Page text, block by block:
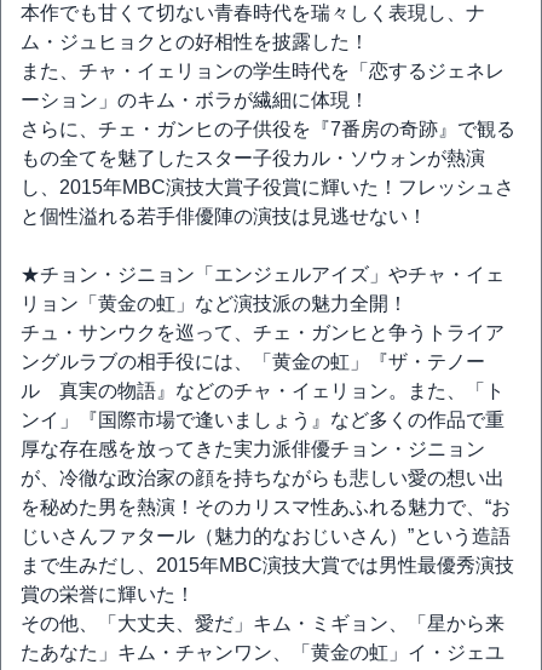
本作でも甘くて切ない青春時代を瑞々しく表現し、ナ
ム・ジュヒョクとの好相性を披露した！
また、チャ・イェリョンの学生時代を「恋するジェネレ
ーション」のキム・ボラが繊細に体現！
さらに、チェ・ガンヒの子供役を『7番房の奇跡』で観る
もの全てを魅了したスター子役カル・ソウォンが熱演
し、2015年MBC演技大賞子役賞に輝いた！フレッシュさ
と個性溢れる若手俳優陣の演技は見逃せない！
★チョン・ジニョン「エンジェルアイズ」やチャ・イェ
リョン「黄金の虹」など演技派の魅力全開！
チュ・サンウクを巡って、チェ・ガンヒと争うトライア
ングルラブの相手役には、「黄金の虹」『ザ・テノー
ル 真実の物語』などのチャ・イェリョン。また、「ト
ンイ」『国際市場で逢いましょう』など多くの作品で重
厚な存在感を放ってきた実力派俳優チョン・ジニョン
が、冷徹な政治家の顔を持ちながらも悲しい愛の想い出
を秘めた男を熱演！そのカリスマ性あふれる魅力で、“お
じいさんファタール（魅力的なおじいさん）”という造語
まで生みだし、2015年MBC演技大賞では男性最優秀演技
賞の栄誉に輝いた！
その他、「大丈夫、愛だ」キム・ミギョン、「星から来
たあなた」キム・チャンワン、「黄金の虹」イ・ジェユ